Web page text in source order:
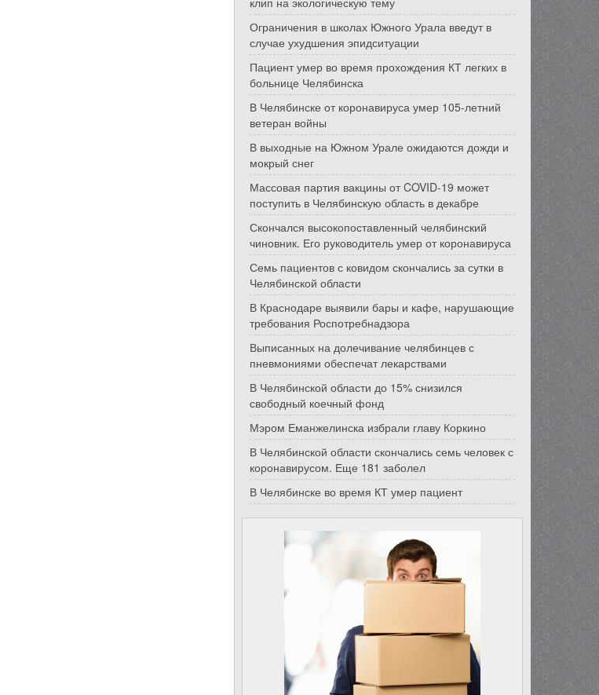
Ограничения в школах Южного Урала введут в
случае ухудшения эпидситуации
Пациент умер во время прохождения КТ легких в
больнице Челябинска
В Челябинске от коронавируса умер 105-летний
ветеран войны
В выходные на Южном Урале ожидаются дожди и
мокрый снег
Массовая партия вакцины от COVID-19 может
поступить в Челябинскую область в декабре
Скончался высокопоставленный челябинский
чиновник. Его руководитель умер от коронавируса
Семь пациентов с ковидом скончались за сутки в
Челябинской области
В Краснодаре выявили бары и кафе, нарушающие
требования Роспотребнадзора
Выписанных на долечивание челябинцев с
пневмониями обеспечат лекарствами
В Челябинской области до 15% снизился
свободный коечный фонд
Мэром Еманжелинска избрали главу Коркино
В Челябинской области скончались семь человек с
коронавирусом. Еще 181 заболел
В Челябинске во время КТ умер пациент